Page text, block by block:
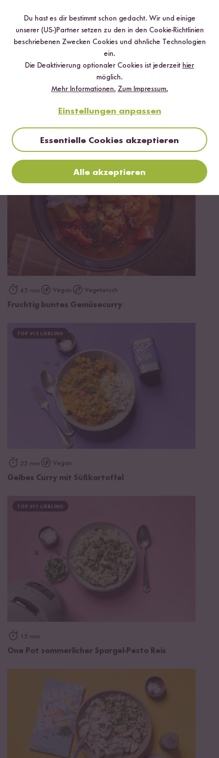
Wok-Gemüse mit Kokosmilch Sauce und Reis
45 min Vegan Vegetarisch
Fruchtig buntes Gemüsecurry
TOP #15 LIEBLING
25 min Vegan
Gelbes Curry mit Süßkartoffel
TOP #11 LIEBLING
15 min
One Pot sommerlicher Spargel-Pesto Reis
Du hast es dir bestimmt schon gedacht. Wir und einige
unserer (US-)Partner setzen zu den in den Cookie-Richtlinien
beschriebenen Zwecken Cookies und ähnliche Technologien
ein.
Die Deaktivierung optionaler Cookies ist jederzeit hier
möglich.
Mehr Informationen. Zum Impressum.
Einstellungen anpassen
Essentielle Cookies akzeptieren
Alle akzeptieren